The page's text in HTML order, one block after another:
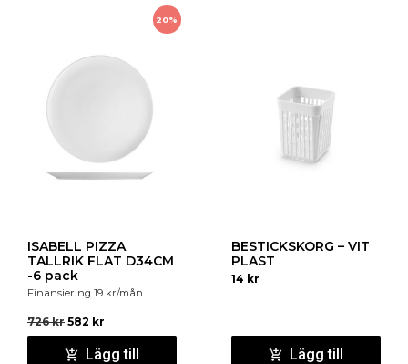
20%
ISABELL PIZZA
TALLRIK FLAT D34CM
-6 pack
Finansiering 19 kr/mån
726kr 582 kr
Lägg till
BESTICKSKORG – VIT
PLAST
14 kr
Lägg till